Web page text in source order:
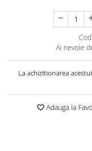
Ai nevoie
La achizitionarea
Adauga la